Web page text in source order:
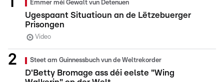
Ëmmer méi Gewalt vun Detenuen
Ugespaant Situatioun an de Lëtzebuerger
Prisongen
Video
Steet am Guinnessbuch vun de Weltrekorder
D'Betty Bromage ass déi eelste "Wing